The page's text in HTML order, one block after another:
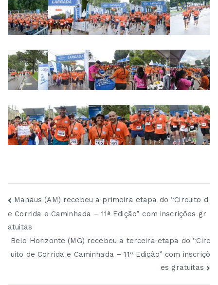
Navegação
de
Post
Manaus (AM) recebeu a primeira etapa do “Circuito d
e Corrida e Caminhada – 11ª Edição” com inscrições gr
atuitas
Belo Horizonte (MG) recebeu a terceira etapa do “Circ
uito de Corrida e Caminhada – 11ª Edição” com inscriçõ
es gratuitas